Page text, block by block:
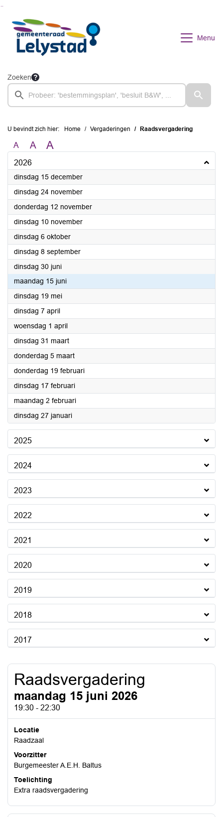
Menu
Zoeken
U bevindt zich hier: Home Vergaderingen Raadsvergadering
A A A
2026
dinsdag 15 december2026
dinsdag 24 november2026
donderdag 12 november2026
dinsdag 10 november2026
dinsdag 6 oktober2026
dinsdag 8 september2026
dinsdag 30 juni2026
maandag 15 juni2026
dinsdag 19 mei2026
dinsdag 7 april2026
woensdag 1 april2026
dinsdag 31 maart2026
donderdag 5 maart2026
donderdag 19 februari2026
dinsdag 17 februari2026
maandag 2 februari2026
dinsdag 27 januari2026
2025
2024
2023
2022
2021
2020
2019
2018
2017
Raadsvergadering
maandag 15 juni 2026
19:30 - 22:30
Locatie
Raadzaal
Voorzitter
Burgemeester A.E.H. Baltus
Toelichting
Extra raadsvergadering